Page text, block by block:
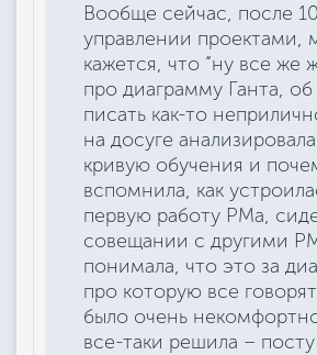
Вообще сейчас, после
управлении проектами,
кажется, что “ну все же
про диаграмму Ганта,
писать как-то
на досуге
кривую обучения и
вспомнила, как
первую работу РМа,
совещании с другими
понимала, что это за
про которую все
было очень
все-таки решила – посту